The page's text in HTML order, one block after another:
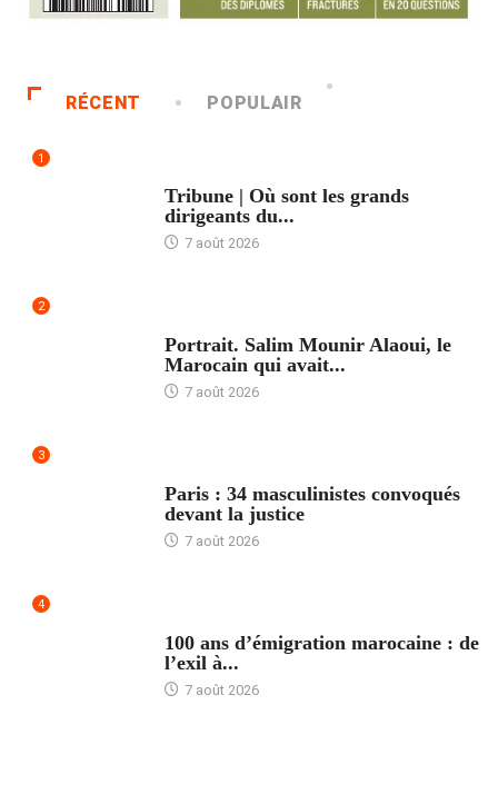
RÉCENT POPULAIR
1
Tribune | Où sont les grands
dirigeants du...
7 août 2026
2
Portrait. Salim Mounir Alaoui, le
Marocain qui avait...
7 août 2026
3
Paris : 34 masculinistes convoqués
devant la justice
7 août 2026
4
100 ans d’émigration marocaine : de
l’exil à...
7 août 2026